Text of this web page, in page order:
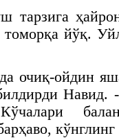
тарзига
йўқ.
очиқ-ойдин
Навид.